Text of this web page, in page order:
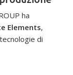
ha
Elements,
di